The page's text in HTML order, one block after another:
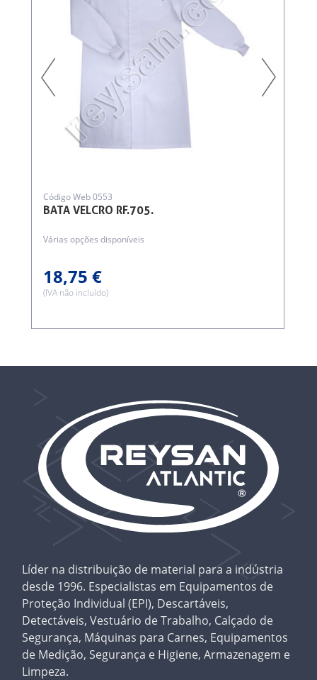
BATA VELCRO RF.705.
Código Web 0553
Várias opções disponíveis
18,75 €
(IVA não incluído)
Líder na distribuição de material para a indústria
desde 1996. Especialistas em Equipamentos de
Proteção Individual (EPI), Descartáveis,
Detectáveis, Vestuário de Trabalho, Calçado de
Segurança, Máquinas para Carnes, Equipamentos
de Medição, Segurança e Higiene, Armazenagem e
Limpeza.